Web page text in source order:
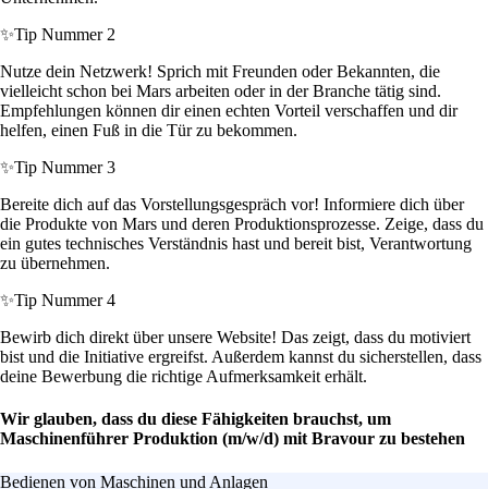
✨Tip Nummer 2
Nutze dein Netzwerk! Sprich mit Freunden oder Bekannten, die
vielleicht schon bei Mars arbeiten oder in der Branche tätig sind.
Empfehlungen können dir einen echten Vorteil verschaffen und dir
helfen, einen Fuß in die Tür zu bekommen.
✨Tip Nummer 3
Bereite dich auf das Vorstellungsgespräch vor! Informiere dich über
die Produkte von Mars und deren Produktionsprozesse. Zeige, dass du
ein gutes technisches Verständnis hast und bereit bist, Verantwortung
zu übernehmen.
✨Tip Nummer 4
Bewirb dich direkt über unsere Website! Das zeigt, dass du motiviert
bist und die Initiative ergreifst. Außerdem kannst du sicherstellen, dass
deine Bewerbung die richtige Aufmerksamkeit erhält.
Wir glauben, dass du diese Fähigkeiten brauchst, um
Maschinenführer Produktion (m/w/d) mit Bravour zu bestehen
Bedienen von Maschinen und Anlagen